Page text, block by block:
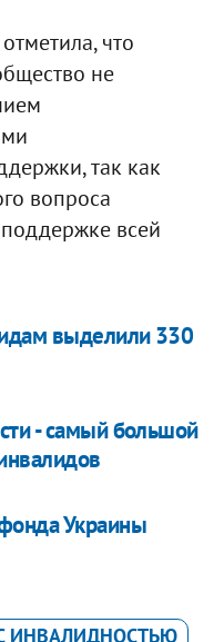
что
не
так как
вопроса
всей
выделили 330
- самый большой
Украины
ИНВАЛИДНОСТЬЮ